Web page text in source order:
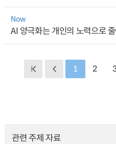
Now
AI 양극화는 개인의 노력으로
1 2
관련 주제 자료